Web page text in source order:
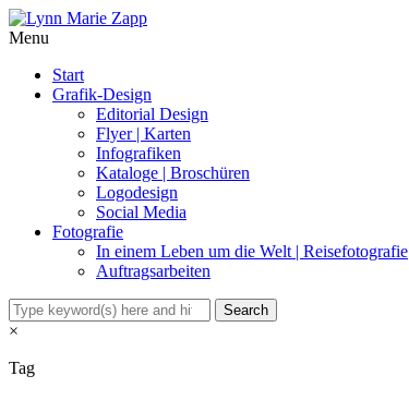
Menu
Start
Grafik-Design
Editorial Design
Flyer | Karten
Infografiken
Kataloge | Broschüren
Logodesign
Social Media
Fotografie
In einem Leben um die Welt | Reisefotografie
Auftragsarbeiten
×
Tag